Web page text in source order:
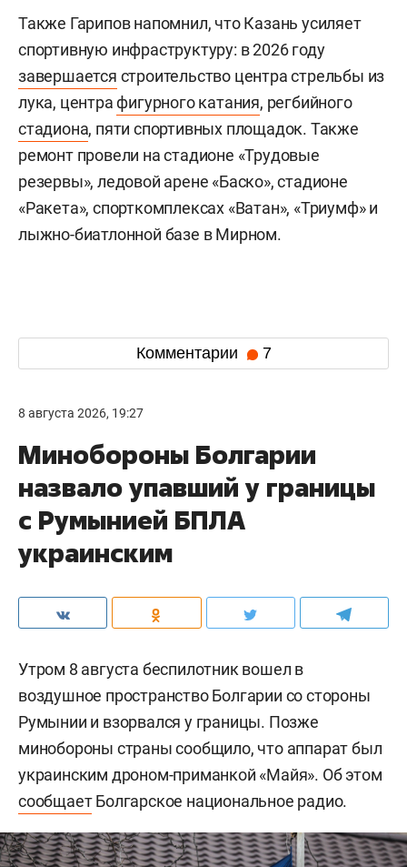
Также Гарипов напомнил, что Казань усиляет
спортивную инфраструктуру: в 2026 году
завершается строительство центра стрельбы из
лука, центра фигурного катания, регбийного
стадиона, пяти спортивных площадок. Также
ремонт провели на стадионе «Трудовые
резервы», ледовой арене «Баско», стадионе
«Ракета», спорткомплексах «Ватан», «Триумф» и
лыжно-биатлонной базе в Мирном.
Комментарии 7
8 августа 2026, 19:27
Минобороны Болгарии
назвало упавший у границы
с Румынией БПЛА
украинским
Утром 8 августа беспилотник вошел в
воздушное пространство Болгарии со стороны
Румынии и взорвался у границы. Позже
минобороны страны сообщило, что аппарат был
украинским дроном-приманкой «Майя». Об этом
сообщаетБолгарское национальное радио.